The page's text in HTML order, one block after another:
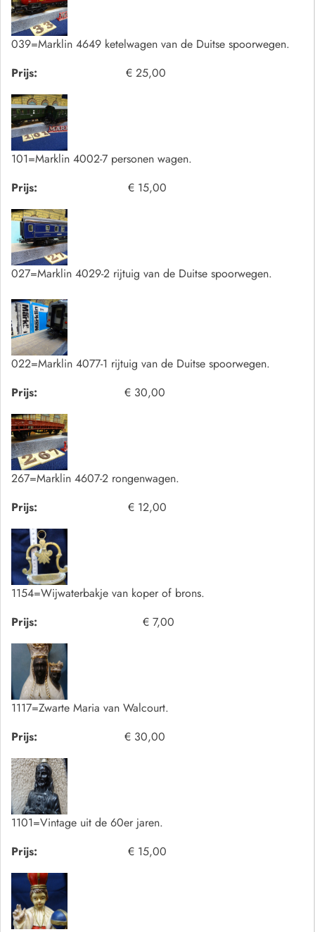
039=Marklin 4649 ketelwagen van de Duitse spoorwegen.
Prijs:
€ 25,00
101=Marklin 4002-7 personen wagen.
Prijs:
€ 15,00
027=Marklin 4029-2 rijtuig van de Duitse spoorwegen.
022=Marklin 4077-1 rijtuig van de Duitse spoorwegen.
Prijs:
€ 30,00
267=Marklin 4607-2 rongenwagen.
Prijs:
€ 12,00
1154=Wijwaterbakje van koper of brons.
Prijs:
€ 7,00
1117=Zwarte Maria van Walcourt.
Prijs:
€ 30,00
1101=Vintage uit de 60er jaren.
Prijs:
€ 15,00